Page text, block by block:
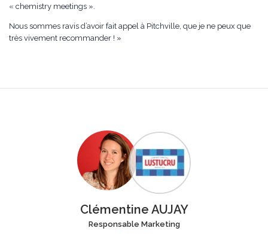
« chemistry meetings ».
Nous sommes ravis d’avoir fait appel à Pitchville, que je ne peux que
très vivement recommander ! »
Clémentine AUJAY
Responsable Marketing